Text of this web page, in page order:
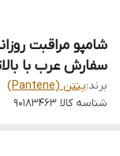
شامپو مراقبت
سفارش عرب با
برند:پنتن (Pantene)
شناسه کالا 90183463